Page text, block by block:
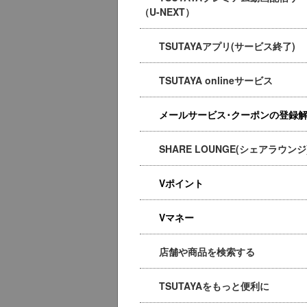
（U-NEXT）
TSUTAYAアプリ(サービス終了)
TSUTAYA onlineサービス
メールサービス･クーポンの登録
SHARE LOUNGE(シェアラウン
Vポイント
Vマネー
店舗や商品を検索する
TSUTAYAをもっと便利に